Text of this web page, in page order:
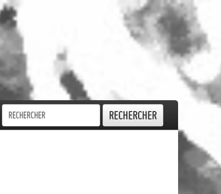
Rechercher